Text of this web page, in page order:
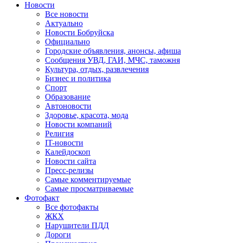
Новости
Все новости
Актуально
Новости Бобруйска
Официально
Городские объявления, анонсы, афиша
Сообщения УВД, ГАИ, МЧС, таможня
Культура, отдых, развлечения
Бизнес и политика
Спорт
Образование
Автоновости
Здоровье, красота, мода
Новости компаний
Религия
IT-новости
Калейдоскоп
Новости сайта
Пресс-релизы
Самые комментируемые
Самые просматриваемые
Фотофакт
Все фотофакты
ЖКХ
Нарушители ПДД
Дороги